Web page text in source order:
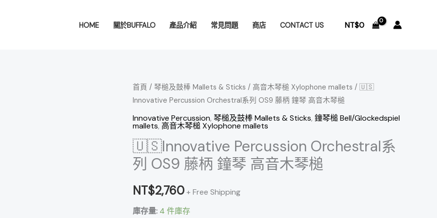
HOME 關於BUFFALO 產品介紹 常見問題 商店 CONTACT US NT$0
首頁 / 琴槌及鼓棒 Mallets & Sticks / 高音木琴槌 Xylophone mallets / 🇺🇸
Innovative Percussion Orchestral系列 OS9 藤柄 鐘琴 高音木琴槌
Innovative Percussion, 琴槌及鼓棒 Mallets & Sticks, 鐘琴槌 Bell/Glockedspiel
mallets, 高音木琴槌 Xylophone mallets
🇺🇸Innovative Percussion Orchestral系
列 OS9 藤柄 鐘琴 高音木琴槌
NT$2,760+ Free Shipping
庫存量: 4 件庫存
🇺🇸
Innovative
Percussion
Orchestral
系
列
OS9
藤
鐘